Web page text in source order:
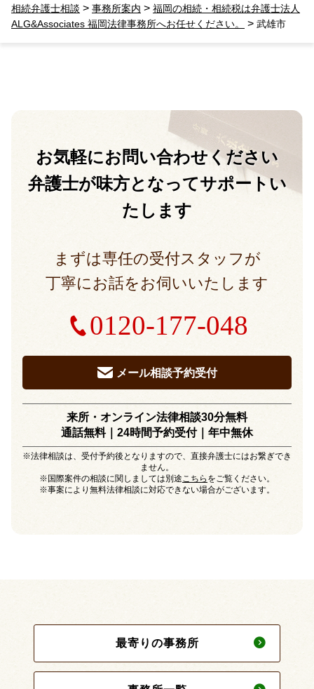
相続弁護士相談 > 事務所案内 > 福岡の相続・相続税は弁護士法人
ALG&Associates 福岡法律事務所へお任せください。
> 武雄市
お気軽にお問い合わせください
弁護士が味方となってサポートい
たします
まずは専任の受付スタッフが
丁寧にお話をお伺いいたします
0120-177-048
メール相談予約受付
来所・オンライン法律相談30分無料
通話無料｜24時間予約受付｜年中無休
※法律相談は、受付予約後となりますので、直接弁護士にはお繋ぎでき
ません。
※国際案件の相談に関しましては別途こちら をご覧ください。
※事案により無料法律相談に対応できない場合がございます。
最寄りの事務所